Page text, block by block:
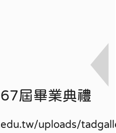
屆畢業典禮